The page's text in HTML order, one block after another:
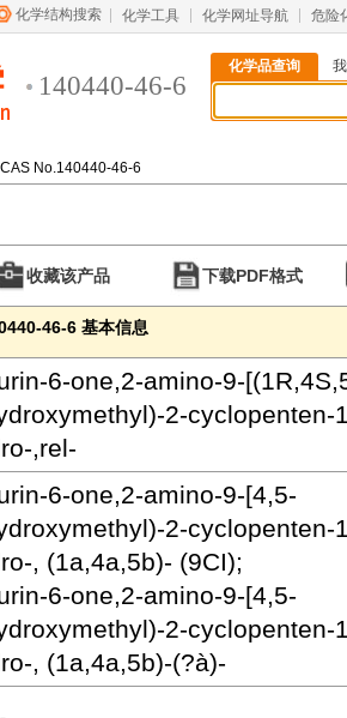
化学结构搜索 化学工具 化学网址导航 危险
140440-46-6
化学品查询
No.140440-46-6
收藏该产品 下载PDF格式
46-6 基本信息
6-one,2-amino-9-
2-cyclopenten-
,rel-
6-one,2-amino-9-[4,5-
2-cyclopenten-
, (1a,4a,5b)- (9CI);
6-one,2-amino-9-[4,5-
2-cyclopenten-
, (1a,4a,5b)-(?à)-